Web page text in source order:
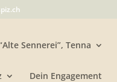
Sennerei”, Tenna
Dein Engagement